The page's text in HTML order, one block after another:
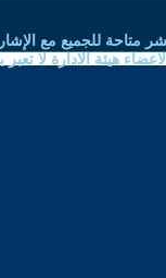
متاحة للجميع مع
هيئة الادارة لا